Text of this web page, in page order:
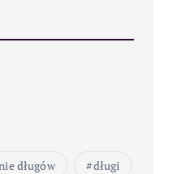
długów
długi